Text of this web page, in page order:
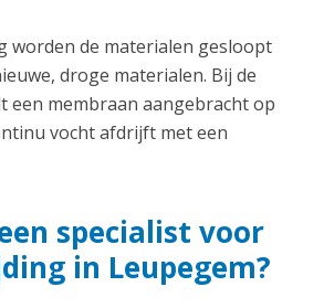
worden de materialen gesloopt
droge materialen. Bij de
een membraan aangebracht op
vocht afdrijft met een
specialist voor
in Leupegem?